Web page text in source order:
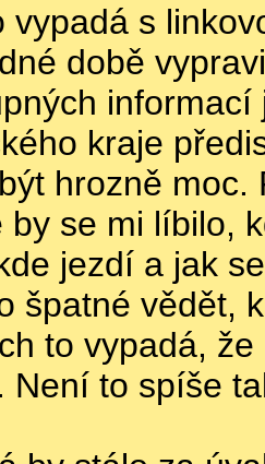
vypadá s
době
kraje
hrozně moc.
by se mi líbilo,
jezdí a jak
špatné vědět,
to vypadá,
Není to spíše